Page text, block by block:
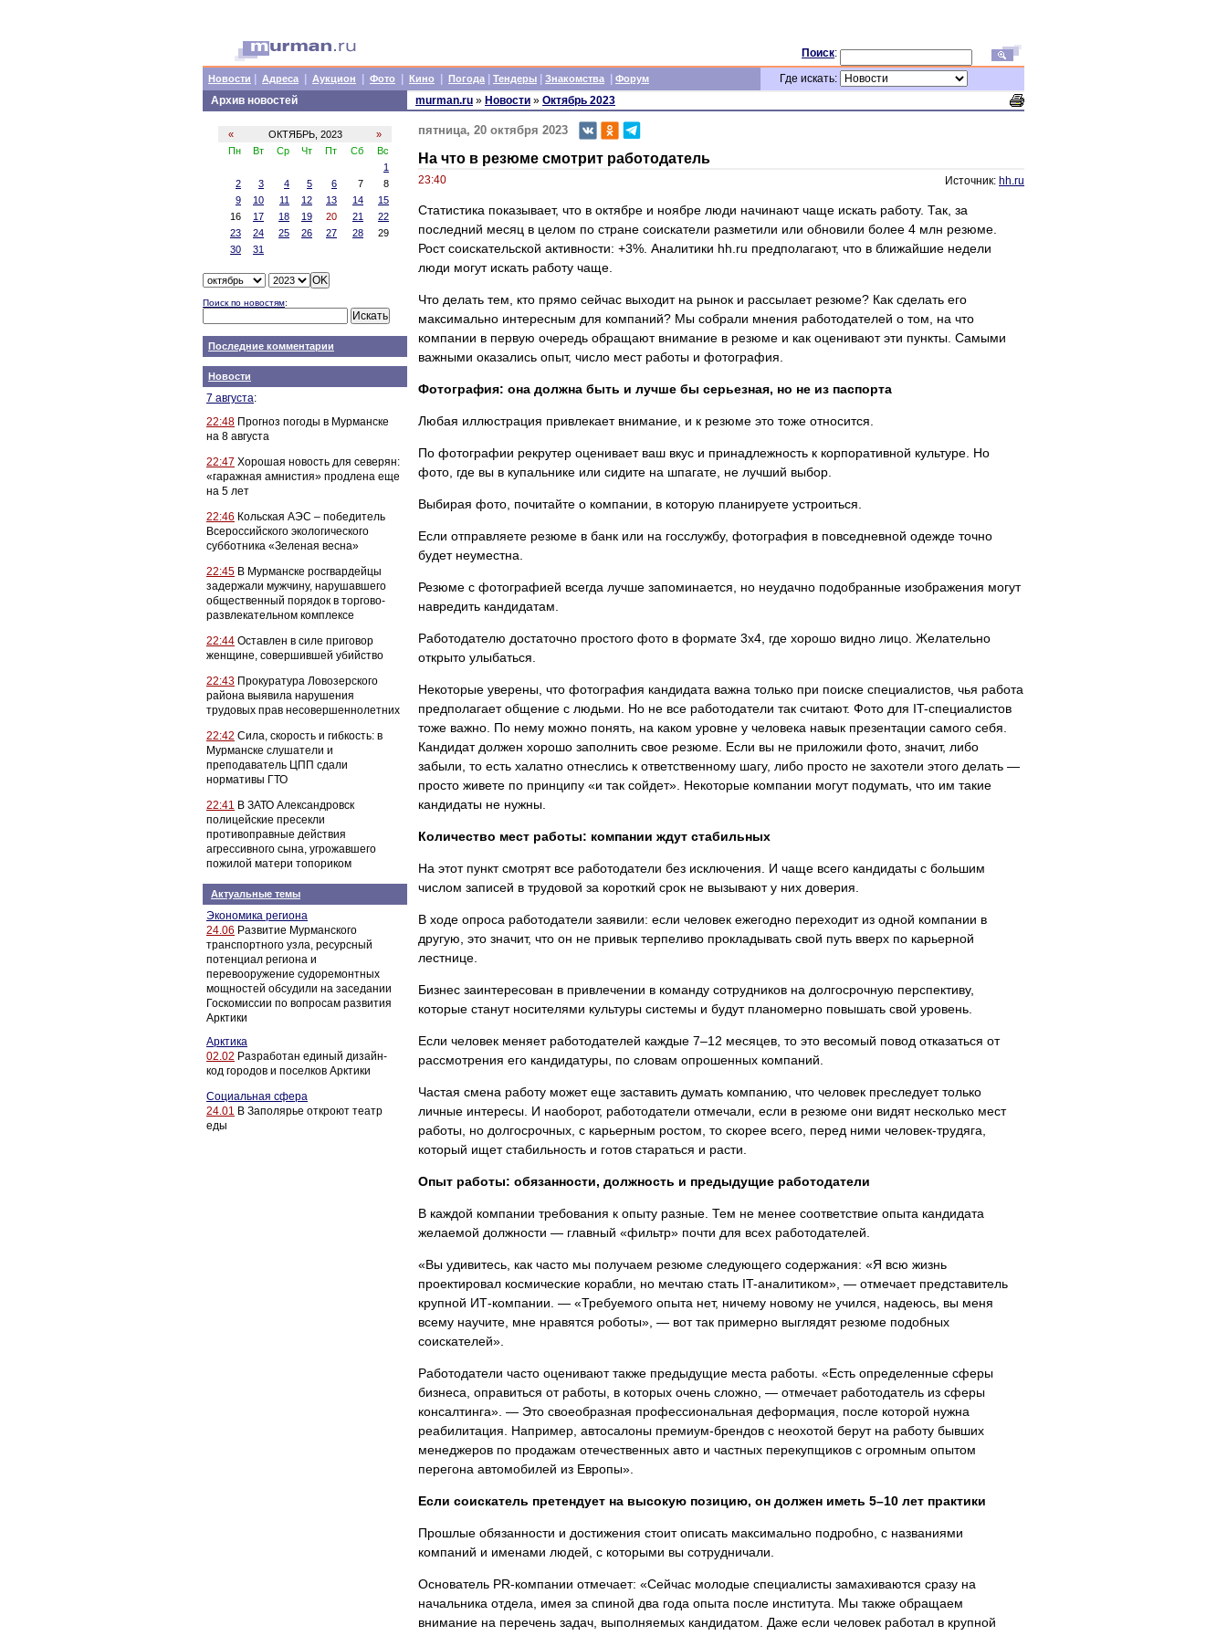
Поиск:
Новости Адреса Аукцион Фото Кино Погода Тендеры Знакомства Форум
Где искать:
Архив новостей
« ОКТЯБРЬ, 2023
»
Пн
Вт Ср Чт Пт Сб
Вс
1
2
3 4 5 6 7
8
9
10 11 12 13 14
15
16
17 18 19 20 21
22
23
24 25 26 27 28
29
30
31
Поиск по новостям:
Последние комментарии
Новости
7 августа:
22:48 Прогноз погоды в Мурманске
на 8 августа
22:47 Хорошая новость для северян:
«гаражная амнистия» продлена еще
на 5 лет
22:46 Кольская АЭС – победитель
Всероссийского экологического
субботника «Зеленая весна»
22:45 В Мурманске росгвардейцы
задержали мужчину, нарушавшего
общественный порядок в торгово-
развлекательном комплексе
22:44 Оставлен в силе приговор
женщине, совершившей убийство
22:43 Прокуратура Ловозерского
района выявила нарушения
трудовых прав несовершеннолетних
22:42 Сила, скорость и гибкость: в
Мурманске слушатели и
преподаватель ЦПП сдали
нормативы ГТО
22:41 В ЗАТО Александровск
полицейские пресекли
противоправные действия
агрессивного сына, угрожавшего
пожилой матери топориком
Актуальные темы
Экономика региона
24.06 Развитие Мурманского
транспортного узла, ресурсный
потенциал региона и
перевооружение судоремонтных
мощностей обсудили на заседании
Госкомиссии по вопросам развития
Арктики
Арктика
02.02 Разработан единый дизайн-
код городов и поселков Арктики
Социальная сфера
24.01 В Заполярье откроют театр
еды
murman.ru » Новости » Октябрь 2023
пятница, 20 октября 2023
На что в резюме смотрит работодатель
23:40 Источник: hh.ru
Статистика показывает, что в октябре и ноябре люди начинают чаще искать работу. Так, за
последний месяц в целом по стране соискатели разметили или обновили более 4 млн резюме.
Рост соискательской активности: +3%. Аналитики hh.ru предполагают, что в ближайшие недели
люди могут искать работу чаще.
Что делать тем, кто прямо сейчас выходит на рынок и рассылает резюме? Как сделать его
максимально интересным для компаний? Мы собрали мнения работодателей о том, на что
компании в первую очередь обращают внимание в резюме и как оценивают эти пункты. Самыми
важными оказались опыт, число мест работы и фотография.
Фотография: она должна быть и лучше бы серьезная, но не из паспорта
Любая иллюстрация привлекает внимание, и к резюме это тоже относится.
По фотографии рекрутер оценивает ваш вкус и принадлежность к корпоративной культуре. Но
фото, где вы в купальнике или сидите на шпагате, не лучший выбор.
Выбирая фото, почитайте о компании, в которую планируете устроиться.
Если отправляете резюме в банк или на госслужбу, фотография в повседневной одежде точно
будет неуместна.
Резюме с фотографией всегда лучше запоминается, но неудачно подобранные изображения могут
навредить кандидатам.
Работодателю достаточно простого фото в формате 3x4, где хорошо видно лицо. Желательно
открыто улыбаться.
Некоторые уверены, что фотография кандидата важна только при поиске специалистов, чья работа
предполагает общение с людьми. Но не все работодатели так считают. Фото для IT-специалистов
тоже важно. По нему можно понять, на каком уровне у человека навык презентации самого себя.
Кандидат должен хорошо заполнить свое резюме. Если вы не приложили фото, значит, либо
забыли, то есть халатно отнеслись к ответственному шагу, либо просто не захотели этого делать —
просто живете по принципу «и так сойдет». Некоторые компании могут подумать, что им такие
кандидаты не нужны.
Количество мест работы: компании ждут стабильных
На этот пункт смотрят все работодатели без исключения. И чаще всего кандидаты с большим
числом записей в трудовой за короткий срок не вызывают у них доверия.
В ходе опроса работодатели заявили: если человек ежегодно переходит из одной компании в
другую, это значит, что он не привык терпеливо прокладывать свой путь вверх по карьерной
лестнице.
Бизнес заинтересован в привлечении в команду сотрудников на долгосрочную перспективу,
которые станут носителями культуры системы и будут планомерно повышать свой уровень.
Если человек меняет работодателей каждые 7–12 месяцев, то это весомый повод отказаться от
рассмотрения его кандидатуры, по словам опрошенных компаний.
Частая смена работу может еще заставить думать компанию, что человек преследует только
личные интересы. И наоборот, работодатели отмечали, если в резюме они видят несколько мест
работы, но долгосрочных, с карьерным ростом, то скорее всего, перед ними человек-трудяга,
который ищет стабильность и готов стараться и расти.
Опыт работы: обязанности, должность и предыдущие работодатели
В каждой компании требования к опыту разные. Тем не менее соответствие опыта кандидата
желаемой должности — главный «фильтр» почти для всех работодателей.
«Вы удивитесь, как часто мы получаем резюме следующего содержания: «Я всю жизнь
проектировал космические корабли, но мечтаю стать IT-аналитиком», — отмечает представитель
крупной ИТ-компании. — «Требуемого опыта нет, ничему новому не учился, надеюсь, вы меня
всему научите, мне нравятся роботы», — вот так примерно выглядят резюме подобных
соискателей».
Работодатели часто оценивают также предыдущие места работы. «Есть определенные сферы
бизнеса, оправиться от работы, в которых очень сложно, — отмечает работодатель из сферы
консалтинга». — Это своеобразная профессиональная деформация, после которой нужна
реабилитация. Например, автосалоны премиум-брендов с неохотой берут на работу бывших
менеджеров по продажам отечественных авто и частных перекупщиков с огромным опытом
перегона автомобилей из Европы».
Если соискатель претендует на высокую позицию, он должен иметь 5–10 лет практики
Прошлые обязанности и достижения стоит описать максимально подробно, с названиями
компаний и именами людей, с которыми вы сотрудничали.
Основатель PR-компании отмечает: «Сейчас молодые специалисты замахиваются сразу на
начальника отдела, имея за спиной два года опыта после института. Мы также обращаем
внимание на перечень задач, выполняемых кандидатом. Даже если человек работал в крупной